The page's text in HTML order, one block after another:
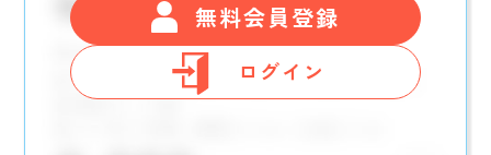
無料会員登録
ログイン